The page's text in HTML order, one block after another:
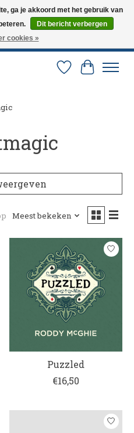
verzending via PostNL en DHL.
om een afspraak te maken. 0251-
Verlanglijst
Meest bekeken
Puzzled
€16,50
ga je akkoord met het gebruik van
Dit bericht verbergen
cookies »